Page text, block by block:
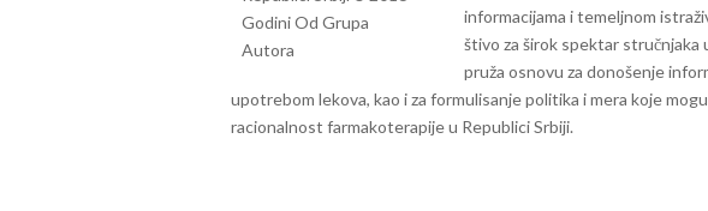
informacijama i temeljnom
štivo za širok spektar
pruža osnovu za donošenje
upotrebom lekova, kao i za formulisanje politika i mera koje
racionalnost farmakoterapije u Republici Srbiji.